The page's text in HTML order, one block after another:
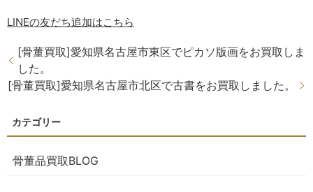
LINEの友だち追加はこちら
[骨董買取]愛知県名古屋市東区でピカソ版画をお買取しま
した。
[骨董買取]愛知県名古屋市北区で古書をお買取しました。
骨董品買取BLOG